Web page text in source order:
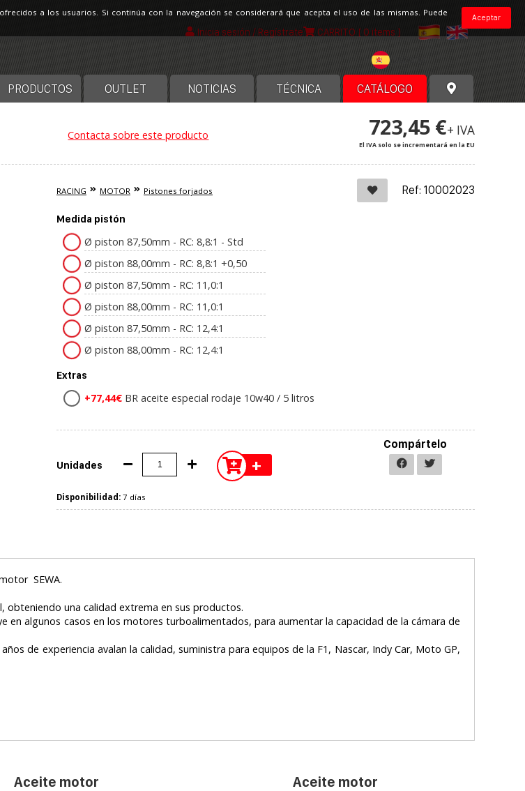
Inicia sesión / Regístrate CARRITO [ 0 items ]
PRODUCTOS OUTLET NOTICIAS TÉCNICA CATÁLOGO
Contacta sobre este producto 723,45 €+ IVA
El IVA solo se incrementará en la EU
RACING MOTOR Pistones forjados Ref: 10002023
Medida pistón
Ø piston 87,50mm - RC: 8,8:1 - Std
Ø piston 88,00mm - RC: 8,8:1 +0,50
Ø piston 87,50mm - RC: 11,0:1
Ø piston 88,00mm - RC: 11,0:1
Ø piston 87,50mm - RC: 12,4:1
Ø piston 88,00mm - RC: 12,4:1
Extras
+77,44€ BR aceite especial rodaje 10w40 / 5 litros
Unidades +
Compártelo
Disponibilidad: 7 días
SEWA.
obteniendo una calidad extrema en sus productos.
algunos casos en los motores turboalimentados, para aumentar la capacidad de la cámara de
de experiencia avalan la calidad, suministra para equipos de la F1, Nascar, Indy Car, Moto GP,
Aceite motor Aceite motor
Aceptar
a los usuarios. Si continúa con la navegación se considerará que acepta el uso de las mismas. Puede